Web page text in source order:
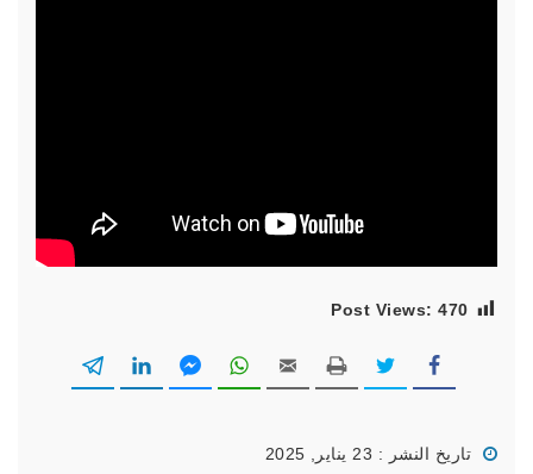
Post Views: 470
تاريخ النشر : 23 يناير, 2025